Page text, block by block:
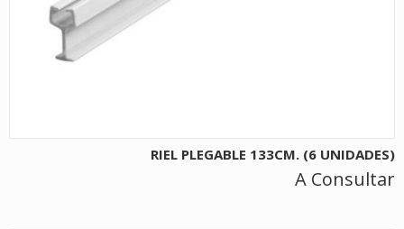
RIEL PLEGABLE 133CM. (6 UNIDADES)
A Consultar